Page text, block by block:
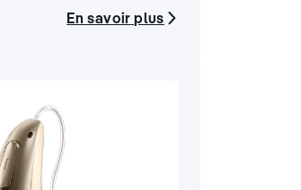
En savoir plus